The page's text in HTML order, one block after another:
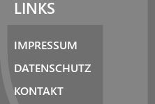
LINKS
IMPRESSUM
DATENSCHUTZ
KONTAKT